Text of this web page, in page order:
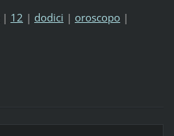
| 12 | dodici | oroscopo |